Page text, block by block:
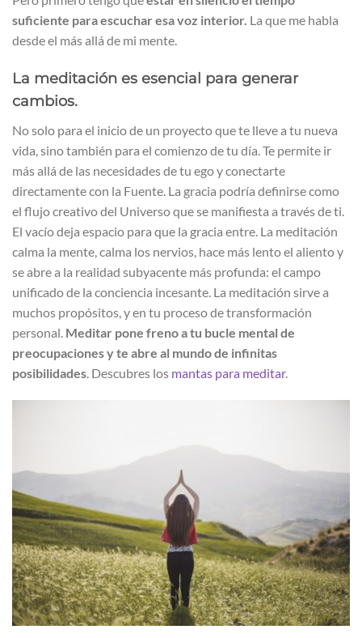
suficiente para escuchar esa voz interior. La que me habla
desde el más allá de mi mente.
La meditación es esencial para generar
cambios.
No solo para el inicio de un proyecto que te lleve a tu nueva
vida, sino también para el comienzo de tu día. Te permite ir
más allá de las necesidades de tu ego y conectarte
directamente con la Fuente. La gracia podría definirse como
el flujo creativo del Universo que se manifiesta a través de ti.
El vacío deja espacio para que la gracia entre. La meditación
calma la mente, calma los nervios, hace más lento el aliento y
se abre a la realidad subyacente más profunda: el campo
unificado de la conciencia incesante. La meditación sirve a
muchos propósitos, y en tu proceso de transformación
personal. Meditar pone freno a tu bucle mental de
preocupaciones y te abre al mundo de infinitas
posibilidades. Descubres los mantas para meditar.